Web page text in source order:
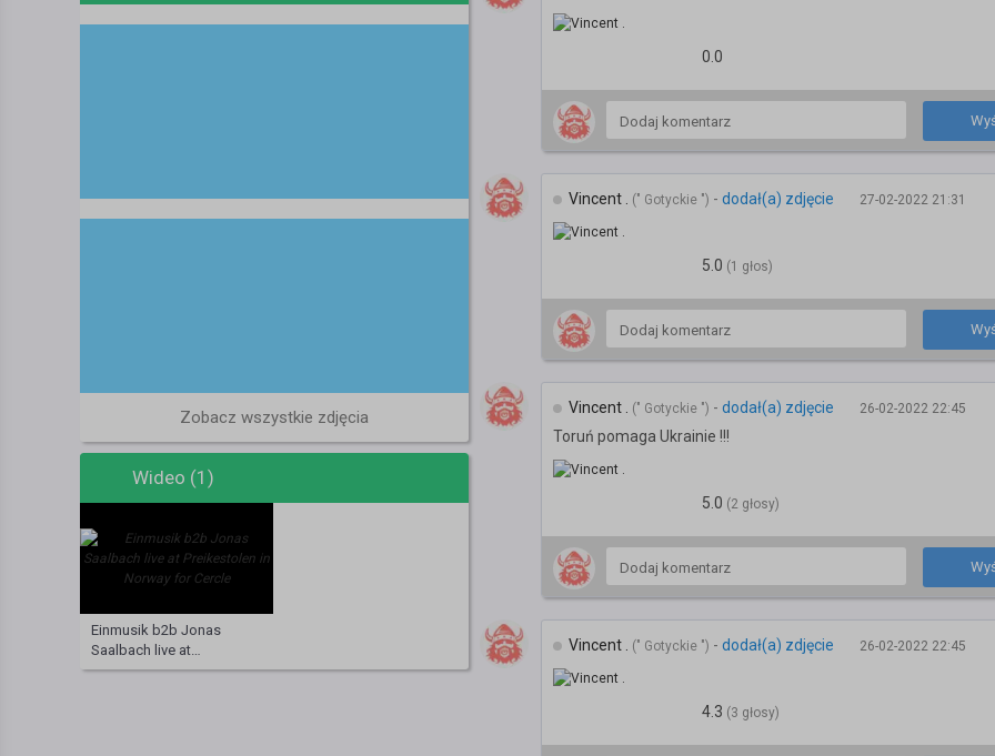
Zobacz wszystkie zdjęcia
Wideo (1)
Einmusik b2b Jonas
Saalbach live at
Preikestolen in Norway for
0.0
Vincent . (" Gotyckie ") - dodał(a) zdjęcie 27-02-2022 21:31
5.0 (1 głos)
Vincent . (" Gotyckie ") - dodał(a) zdjęcie 26-02-2022 22:45
Toruń pomaga Ukrainie !!!
5.0 (2 głosy)
Vincent . (" Gotyckie ") - dodał(a) zdjęcie 26-02-2022 22:45
4.3 (3 głosy)